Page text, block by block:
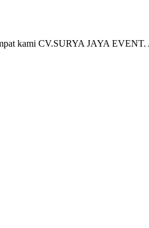
kami CV.SURYA JAYA